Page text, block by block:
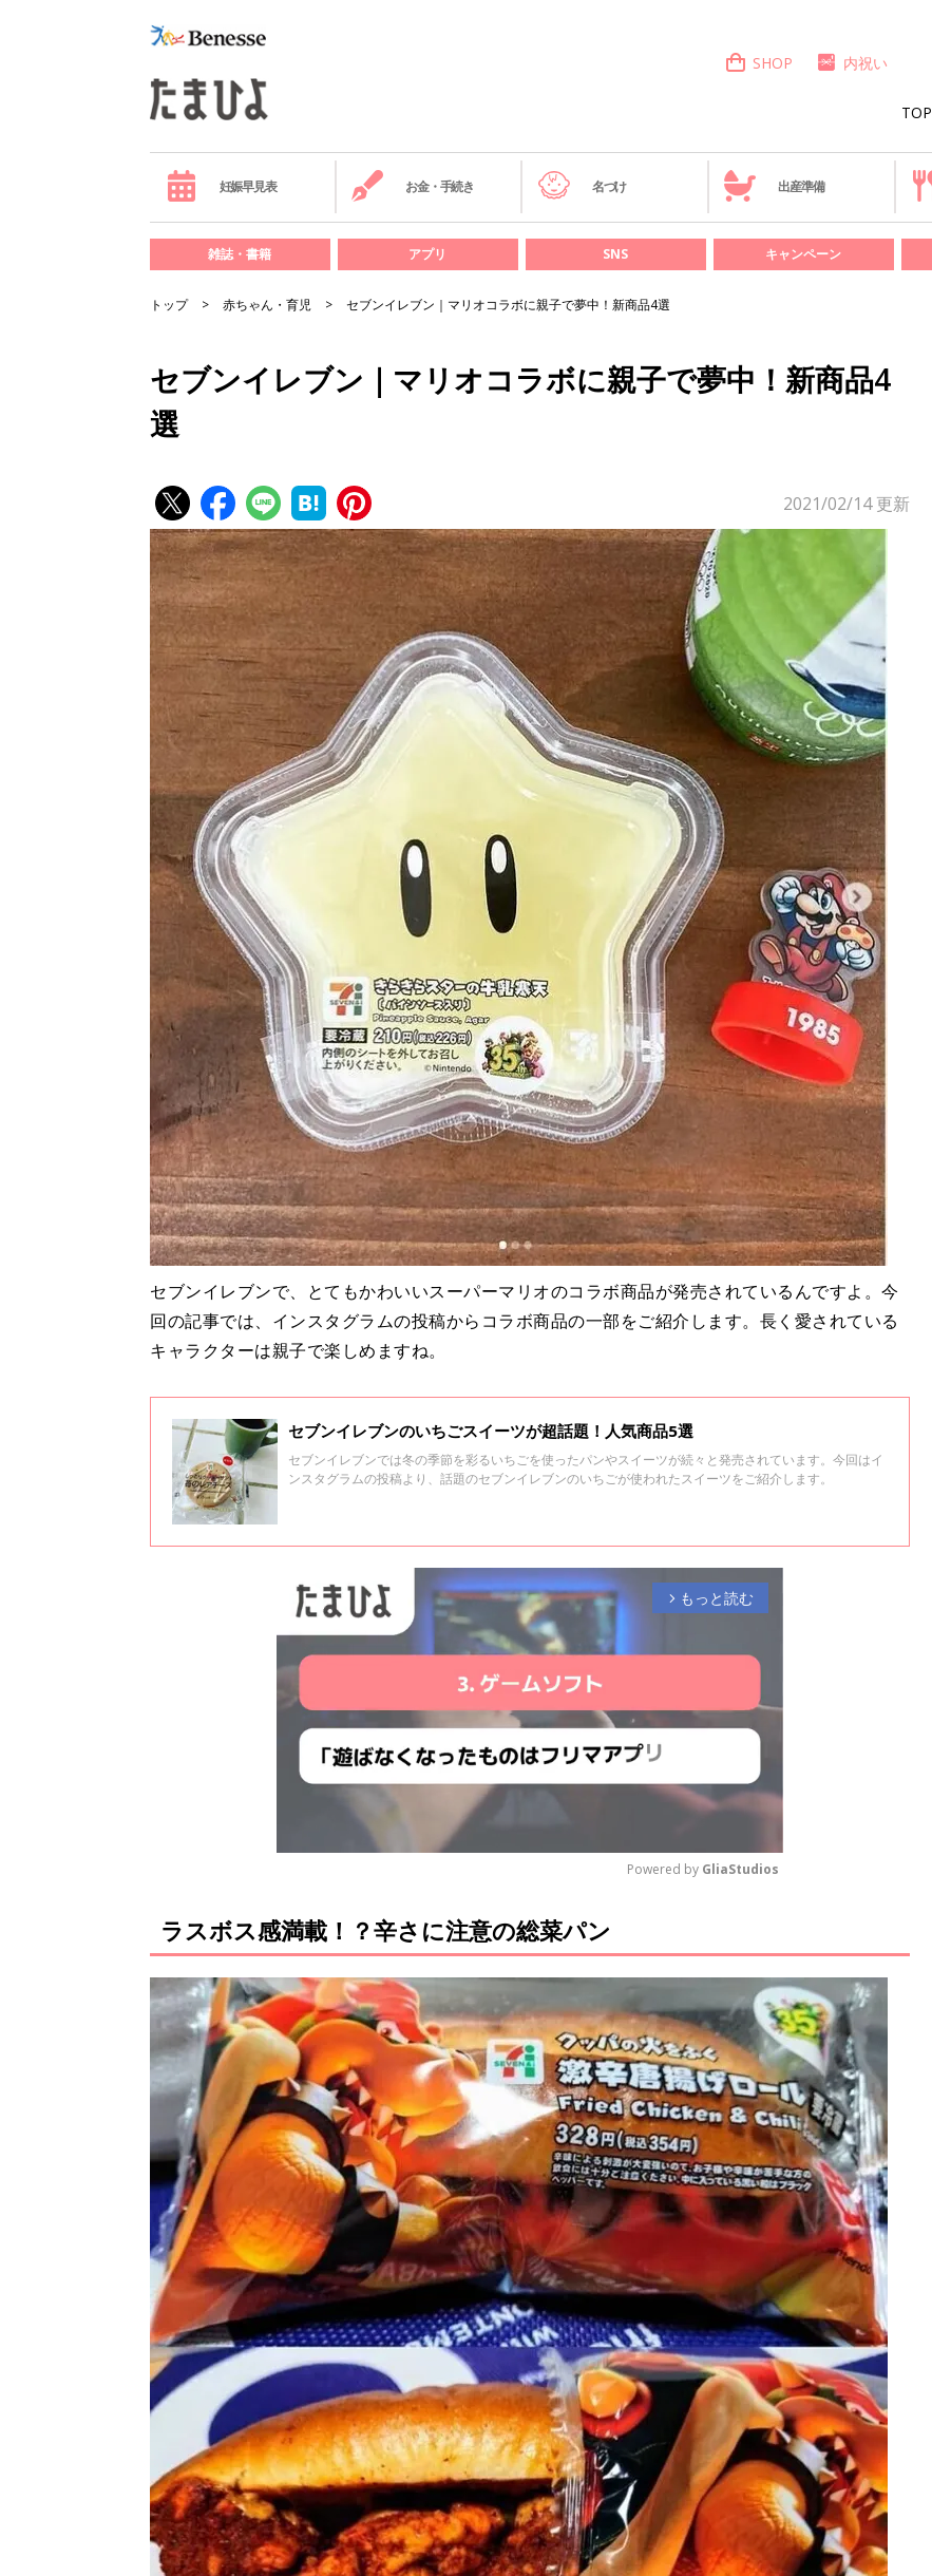
TOP
SHOP 内祝い
妊娠早見表 お金・手続き 名づけ 出産準備
雑誌・書籍 アプリ SNS キャンペーン
トップ 赤ちゃん・育児 セブンイレブン｜マリオコラボに親子で夢中！新商品4選
セブンイレブン｜マリオコラボに親子で夢中！新商品4
選
2021/02/14更新
セブンイレブンで、とてもかわいいスーパーマリオのコラボ商品が発売されているんですよ。今
回の記事では、インスタグラムの投稿からコラボ商品の一部をご紹介します。長く愛されている
キャラクターは親子で楽しめますね。
セブンイレブンのいちごスイーツが超話題！人気商品5選
セブンイレブンでは冬の季節を彩るいちごを使ったパンやスイーツが続々と発売されています。今回はイ
ンスタグラムの投稿より、話題のセブンイレブンのいちごが使われたスイーツをご紹介します。
arrow_forward_ios もっと読む
u
e
Powered by GliaStudios
ラスボス感満載！？辛さに注意の総菜パン